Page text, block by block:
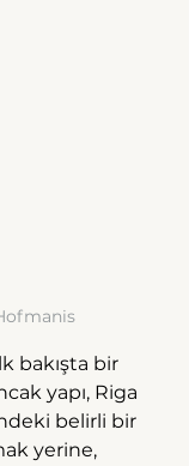
bakışta bir
yapı, Riga
belirli bir
yerine,